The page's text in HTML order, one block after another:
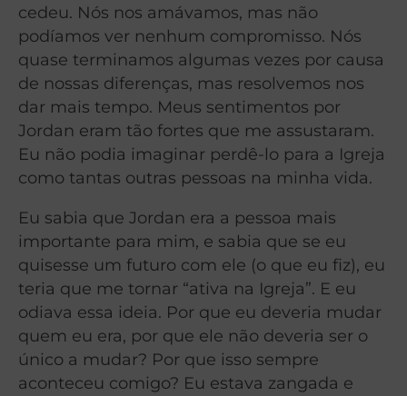
cedeu. Nós nos amávamos, mas não
podíamos ver nenhum compromisso. Nós
quase terminamos algumas vezes por causa
de nossas diferenças, mas resolvemos nos
dar mais tempo. Meus sentimentos por
Jordan eram tão fortes que me assustaram.
Eu não podia imaginar perdê-lo para a Igreja
como tantas outras pessoas na minha vida.
Eu sabia que Jordan era a pessoa mais
importante para mim, e sabia que se eu
quisesse um futuro com ele (o que eu fiz), eu
teria que me tornar “ativa na Igreja”. E eu
odiava essa ideia. Por que eu deveria mudar
quem eu era, por que ele não deveria ser o
único a mudar? Por que isso sempre
aconteceu comigo? Eu estava zangada e